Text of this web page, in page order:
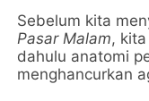
Sebelum kita
Pasar Malam,
dahulu anatomi
menghancurkan